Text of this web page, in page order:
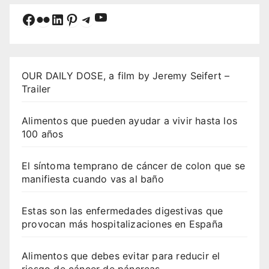
Facebook
Flickr
LinkedIn
Pinterest
Telegram
YouTube
OUR DAILY DOSE, a film by Jeremy Seifert –
Trailer
Alimentos que pueden ayudar a vivir hasta los
100 años
El síntoma temprano de cáncer de colon que se
manifiesta cuando vas al baño
Estas son las enfermedades digestivas que
provocan más hospitalizaciones en España
Alimentos que debes evitar para reducir el